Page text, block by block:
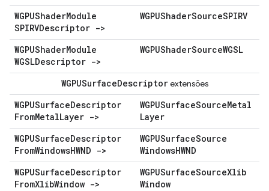
WGPUShaderModule
SPIRVDescriptor ->
WGPUShaderSourceSPIRV
WGPUShaderModule
WGSLDescriptor ->
WGPUShaderSourceWGSL
WGPUSurfaceDescriptorextensões
WGPUSurfaceDescriptor
FromMetalLayer ->
WGPUSurfaceSourceMetal
Layer
WGPUSurfaceDescriptor
FromWindowsHWND ->
WGPUSurfaceSource
WindowsHWND
WGPUSurfaceDescriptor
FromXlibWindow ->
WGPUSurfaceSourceXlib
Window